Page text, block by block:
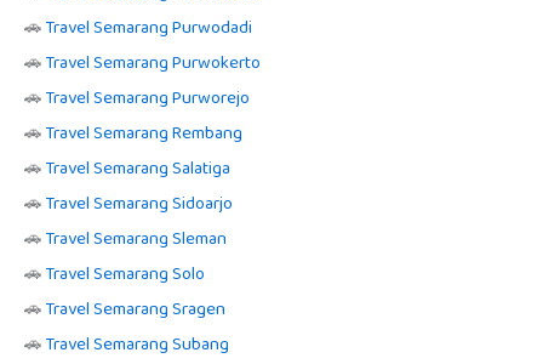
🚗Travel Semarang Purwodadi
🚗Travel Semarang Purwokerto
🚗Travel Semarang Purworejo
🚗Travel Semarang Rembang
🚗Travel Semarang Salatiga
🚗Travel Semarang Sidoarjo
🚗Travel Semarang Sleman
🚗Travel Semarang Solo
🚗Travel Semarang Sragen
🚗Travel Semarang Subang